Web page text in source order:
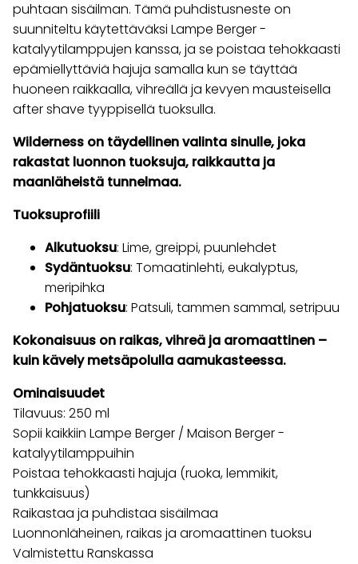
puhtaan sisäilman. Tämä puhdistusneste on
suunniteltu käytettäväksi Lampe Berger -
katalyytilamppujen kanssa, ja se poistaa tehokkaasti
epämiellyttäviä hajuja samalla kun se täyttää
huoneen raikkaalla, vihreällä ja kevyen mausteisella
after shave tyyppisellä tuoksulla.
Wilderness on täydellinen valinta sinulle, joka
rakastat luonnon tuoksuja, raikkautta ja
maanläheistä tunnelmaa.
Tuoksuprofiili
Alkutuoksu: Lime, greippi, puunlehdet
Sydäntuoksu: Tomaatinlehti, eukalyptus,
meripihka
Pohjatuoksu: Patsuli, tammen sammal, setripuu
Kokonaisuus on raikas, vihreä ja aromaattinen –
kuin kävely metsäpolulla aamukasteessa.
Ominaisuudet
Tilavuus: 250 ml
Sopii kaikkiin Lampe Berger / Maison Berger -
katalyytilamppuihin
Poistaa tehokkaasti hajuja (ruoka, lemmikit,
tunkkaisuus)
Raikastaa ja puhdistaa sisäilmaa
Luonnonläheinen, raikas ja aromaattinen tuoksu
Valmistettu Ranskassa